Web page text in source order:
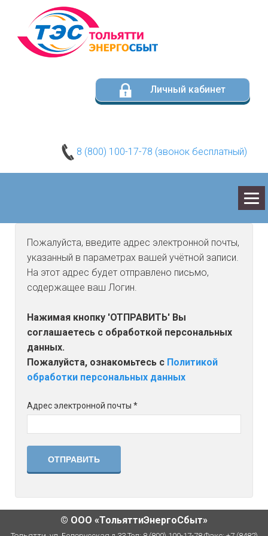
Личный кабинет
8 (800) 100-17-78 (звонок бесплатный)
ЮРИДИЧЕСКИМ ЛИЦАМ
НОРМАТИВНЫЕ ДОКУМЕНТЫ
ОСТАВИТЬ СООБЩЕНИЕ
Пожалуйста, введите адрес электронной почты,
указанный в параметрах вашей учётной записи.
На этот адрес будет отправлено письмо,
содержащее ваш Логин.
Нажимая кнопку 'ОТПРАВИТЬ' Вы
соглашаетесь с обработкой персональных
данных.
Пожалуйста, ознакомьтесь с Политикой
обработки персональных данных
Адрес электронной почты *
ОТПРАВИТЬ
© ООО «ТольяттиЭнергоСбыт»